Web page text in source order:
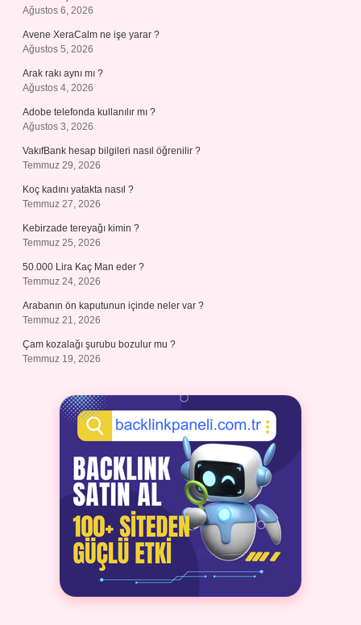
Ağustos 6, 2026
Avene XeraCalm ne işe yarar ?
Ağustos 5, 2026
Arak rakı aynı mı ?
Ağustos 4, 2026
Adobe telefonda kullanılır mı ?
Ağustos 3, 2026
VakıfBank hesap bilgileri nasıl öğrenilir ?
Temmuz 29, 2026
Koç kadını yatakta nasıl ?
Temmuz 27, 2026
Kebirzade tereyağı kimin ?
Temmuz 25, 2026
50.000 Lira Kaç Man eder ?
Temmuz 24, 2026
Arabanın ön kaputunun içinde neler var ?
Temmuz 21, 2026
Çam kozalağı şurubu bozulur mu ?
Temmuz 19, 2026